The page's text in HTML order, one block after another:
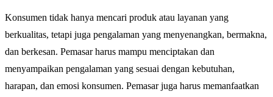
Konsumen tidak hanya mencari produk atau layanan yang
berkualitas, tetapi juga pengalaman yang menyenangkan, bermakna,
dan berkesan. Pemasar harus mampu menciptakan dan
menyampaikan pengalaman yang sesuai dengan kebutuhan,
harapan, dan emosi konsumen. Pemasar juga harus memanfaatkan